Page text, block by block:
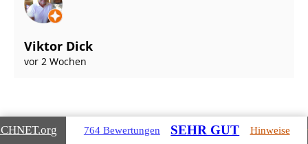
Viktor Dick
vor 2 Wochen
.org 764 Bewertungen SEHR GUT Hinweise